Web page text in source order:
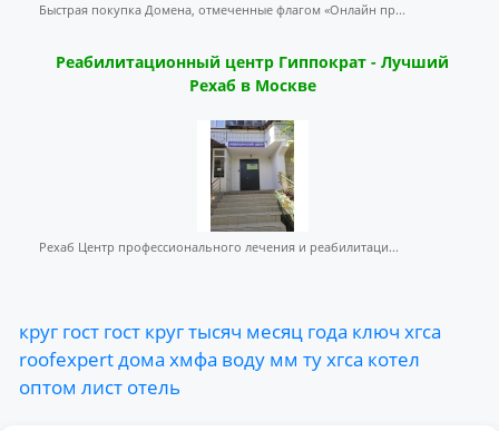
Быстрая покупка Домена, отмеченные флагом «Онлайн пр...
Реабилитационный центр Гиппократ - Лучший
Рехаб в Москве
Рехаб Центр профессионального лечения и реабилитаци...
круг гост гост кругтысяч месяц года ключ хгса
roofexpertдома хмфа воду мм тухгса котел
оптом лист отель